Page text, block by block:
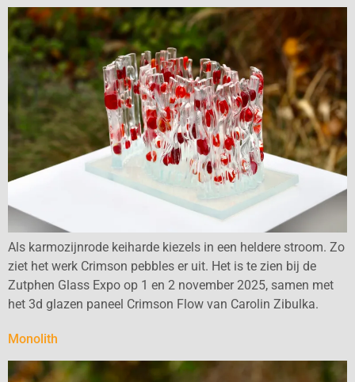
Als karmozijnrode keiharde kiezels in een heldere stroom. Zo
ziet het werk Crimson pebbles er uit. Het is te zien bij de
Zutphen Glass Expo op 1 en 2 november 2025, samen met
het 3d glazen paneel Crimson Flow van Carolin Zibulka.
Monolith